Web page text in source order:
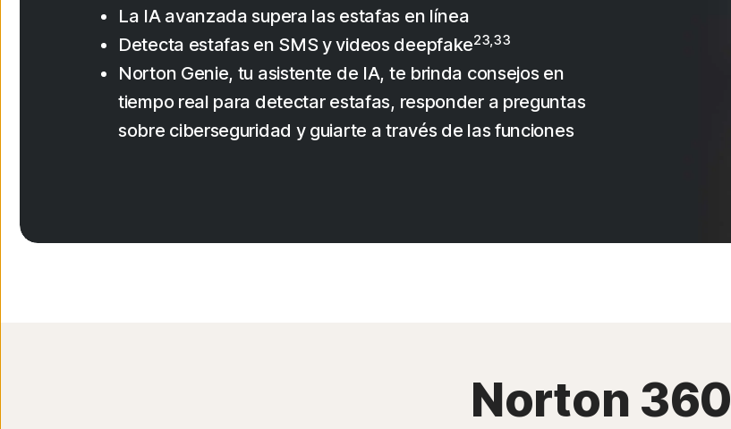
La IA avanzada supera las estafas en línea
Detecta estafas en SMS y videos deepfake23,33
Norton Genie, tu asistente de IA, te brinda consejos en
tiempo real para detectar estafas, responder a preguntas
sobre ciberseguridad y guiarte a través de las funciones
Norton 360